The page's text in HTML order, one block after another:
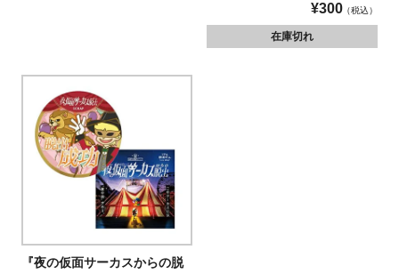
¥300 税込
在庫切れ
『夜の仮面サーカスからの脱